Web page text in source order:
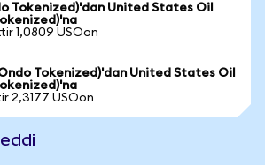
Tokenized)'dan United States Oil
1,0809 USOon
Tokenized)'dan United States Oil
2,3177 USOon